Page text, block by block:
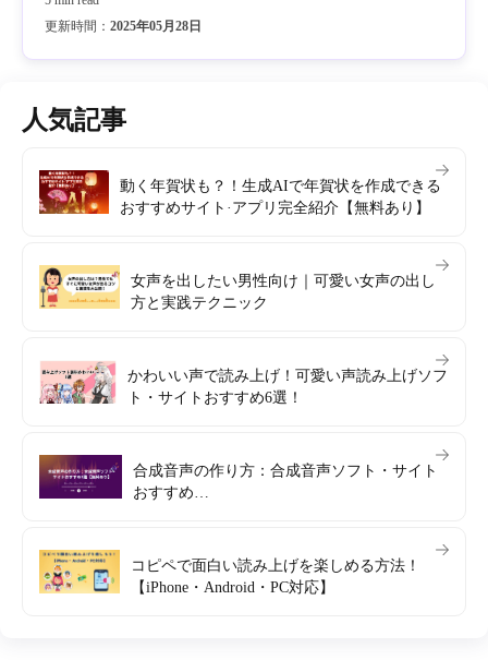
更新時間： 2025年05月28日
人気記事
動く年賀状も？！生成AIで年賀状を作成できる
おすすめサイト·アプリ完全紹介【無料あり】
女声を出したい男性向け｜可愛い女声の出し
方と実践テクニック
かわいい声で読み上げ！可愛い声読み上げソフ
ト・サイトおすすめ6選！
合成音声の作り方：合成音声ソフト・サイト
おすすめ
コピペで面白い読み上げを楽しめる方法！
【iPhone・Android・PC対応】